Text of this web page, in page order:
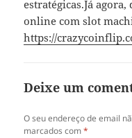
estratégicas.Já
online com slot
https://
Deixe um
O seu endereço de email
marcados com*